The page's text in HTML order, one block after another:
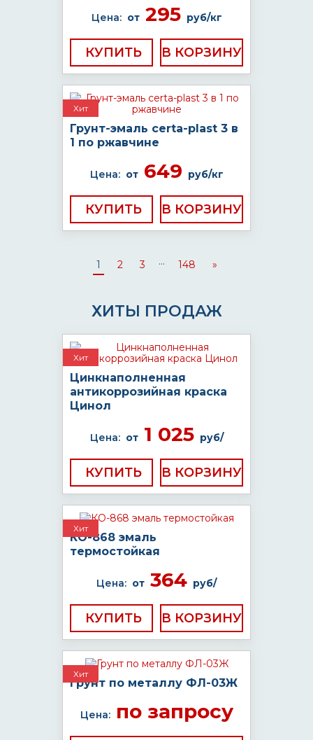
Цена: от295 руб/кг
КУПИТЬ
Хит
Грунт-эмаль certa-plast 3 в
1 по ржавчине
Цена: от649 руб/кг
КУПИТЬ
1 2 3 ... 148 »
ХИТЫ ПРОДАЖ
Хит
Цинкнаполненная
антикоррозийная краска
Цинол
Цена: от1 025 руб/
КУПИТЬ
Хит
КО-868 эмаль
термостойкая
Цена: от 364 руб/
КУПИТЬ
Хит
Грунт по металлу ФЛ-03Ж
Цена:по запросу